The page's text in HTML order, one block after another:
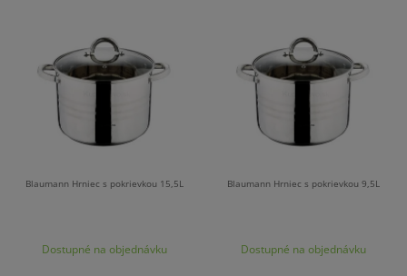
Blaumann Hrniec s pokrievkou 15,5L
Dostupné na objednávku
Blaumann Hrniec s pokrievkou 9,5L
Dostupné na objednávku